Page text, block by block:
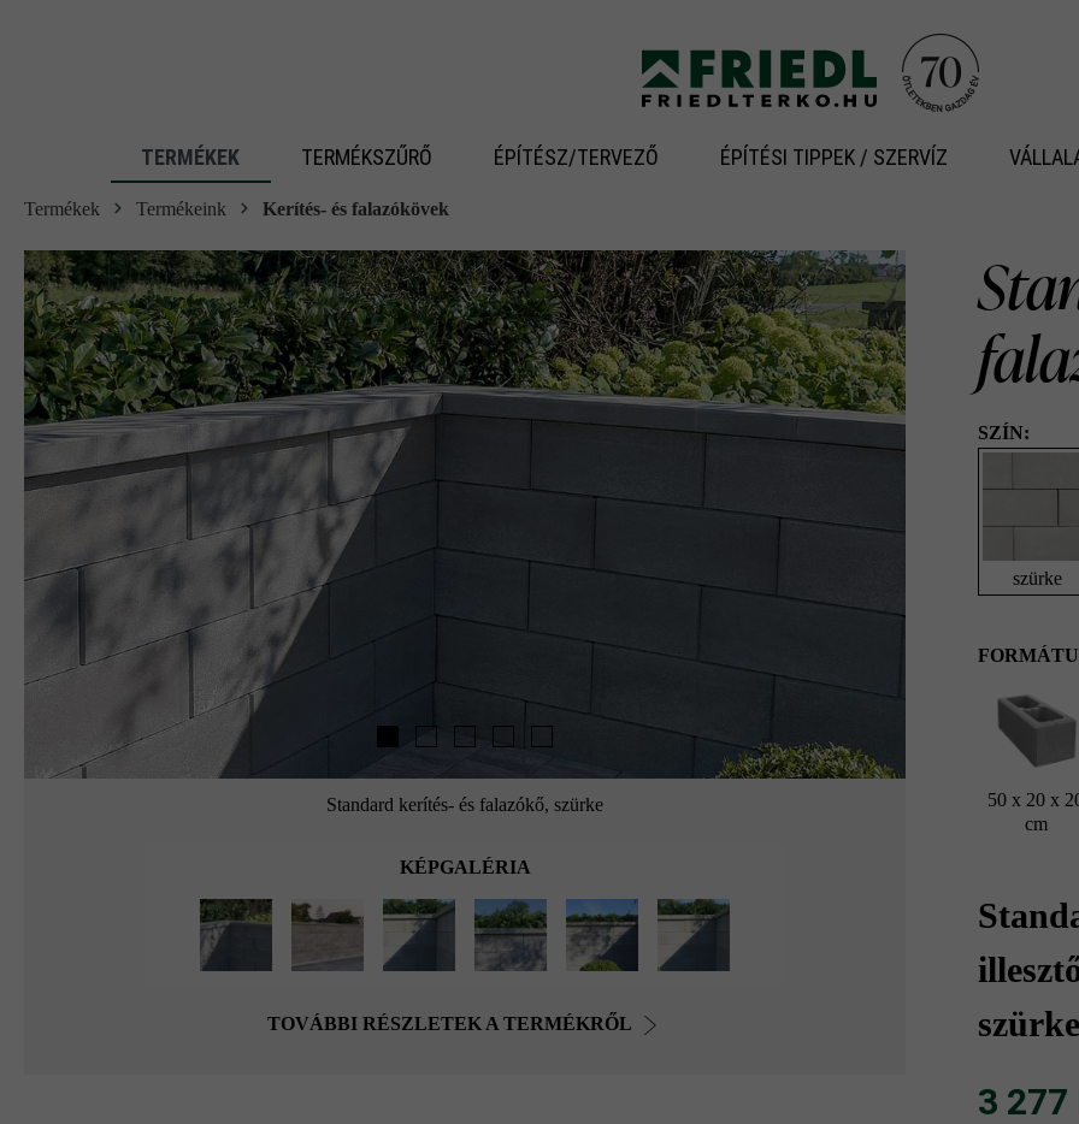
TERMÉKEK TERMÉKSZŰRŐ ÉPÍTÉSZ/TERVEZŐ ÉPÍTÉSI TIPPEK / SZERVÍZ
Termékek Termékeink Kerítés- és falazókövek
Standard kerítés- és falazókő, szürke
KÉPGALÉRIA
TOVÁBBI RÉSZLETEK A TERMÉKRŐL
SZÍN:
szürke
50 x 20 x
cm
szürke
3